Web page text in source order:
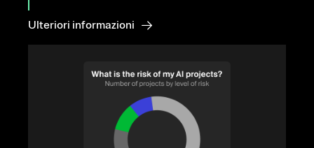
Ulteriori informazioni